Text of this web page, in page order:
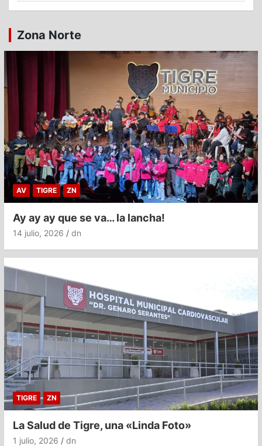
Zona Norte
AV TIGRE ZN
Ay ay ay que se va… la lancha!
14 julio, 2026 dn
TIGRE ZN
La Salud de Tigre, una «Linda Foto»
1 julio, 2026 dn